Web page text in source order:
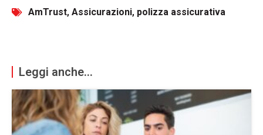
AmTrust, Assicurazioni, polizza assicurativa
Leggi anche...